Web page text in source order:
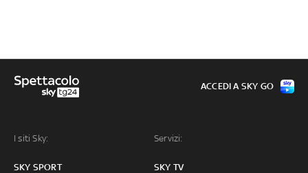
I siti Sky:
SKY SPORT
Servizi:
SKY TV
ACCEDI A SKY GO